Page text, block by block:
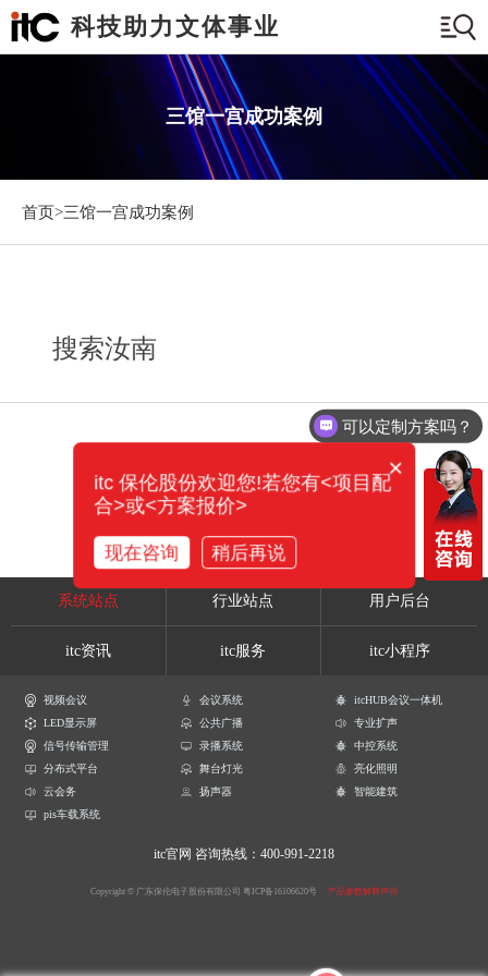
科技助力文体事业
三馆一宫成功案例
首页>三馆一宫成功案例
搜索汝南
系统站点 行业站点 用户后台
itc资讯 itc服务 itc小程序
视频会议 会议系统
itcHUB会议一体机
LED显示屏
公共广播
专业扩声
信号传输管理
录播系统
中控系统
分布式平台
舞台灯光
亮化照明
云会务
扬声器
智能建筑
pis车载系统
itc官网 咨询热线：400-991-2218
Copyright © 广东保伦电子股份有限公司 粤ICP备16106620号 产品参数解释声明
可以定制方案吗？
×
itc 保伦股份欢迎您!若您有<项目配
合>或<方案报价>
现在咨询 稍后再说